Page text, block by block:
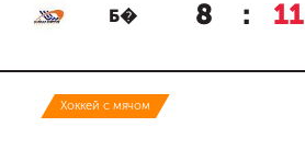
Б� 8 : 11
Хоккей с мячом